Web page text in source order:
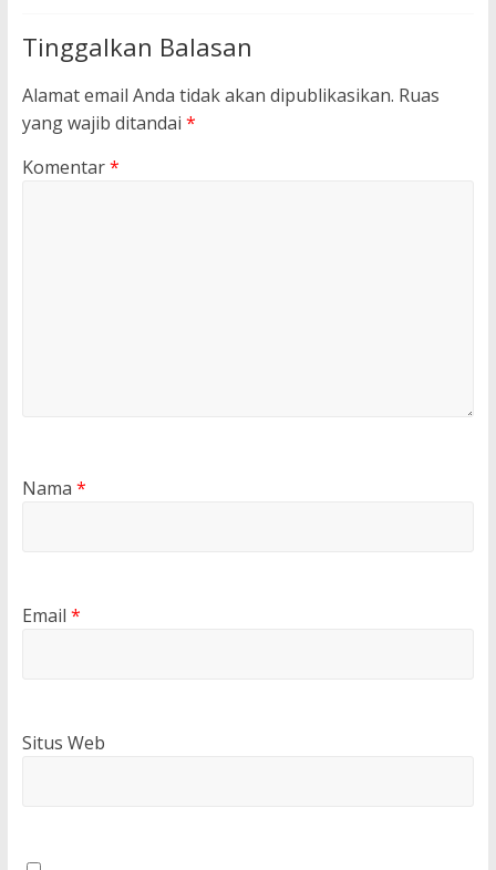
Tinggalkan Balasan
Alamat email Anda tidak akan dipublikasikan. Ruas
yang wajib ditandai *
Komentar*
Nama *
Email *
Situs Web